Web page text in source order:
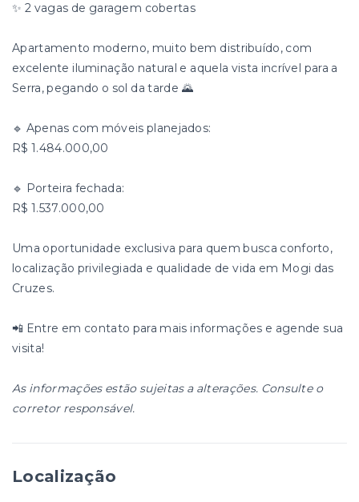
✨ 2 vagas de garagem cobertas
Apartamento moderno, muito bem distribuído, com
excelente iluminação natural e aquela vista incrível para a
Serra, pegando o sol da tarde 🌄
🔹 Apenas com móveis planejados:
R$ 1.484.000,00
🔹 Porteira fechada:
R$ 1.537.000,00
Uma oportunidade exclusiva para quem busca conforto,
localização privilegiada e qualidade de vida em Mogi das
Cruzes.
📲 Entre em contato para mais informações e agende sua
visita!
As informações estão sujeitas a alterações. Consulte o
corretor responsável.
Localização